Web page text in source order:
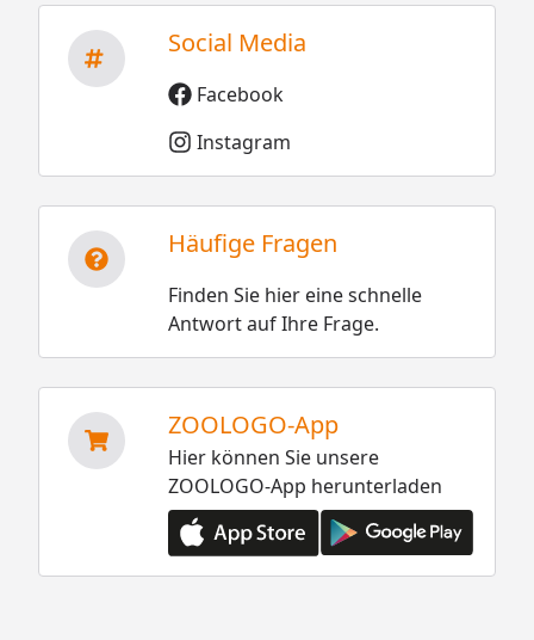
Social Media
Facebook
Instagram
Häufige Fragen
Finden Sie hier eine schnelle
Antwort auf Ihre Frage.
ZOOLOGO-App
Hier können Sie unsere
ZOOLOGO-App herunterladen